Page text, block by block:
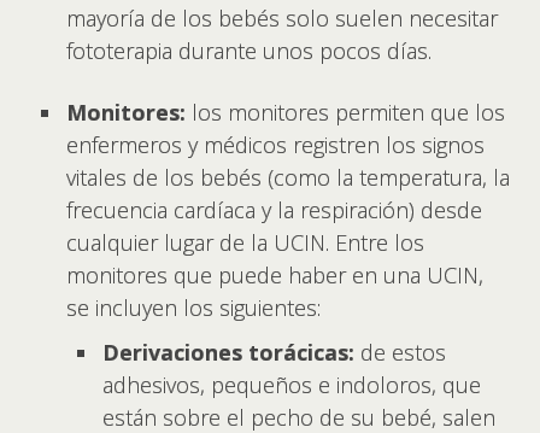
mayoría de los bebés solo suelen necesitar
fototerapia durante unos pocos días.
Monitores: los monitores permiten que los
enfermeros y médicos registren los signos
vitales de los bebés (como la temperatura, la
frecuencia cardíaca y la respiración) desde
cualquier lugar de la UCIN. Entre los
monitores que puede haber en una UCIN,
se incluyen los siguientes:
Derivaciones torácicas: de estos
adhesivos, pequeños e indoloros, que
están sobre el pecho de su bebé, salen